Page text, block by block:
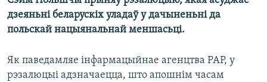
дзеяньні беларускіх уладаў у дачыненьні да
польскай нацыянальнай меншасьці.
Як паведамляе інфармацыйнае агенцтва РАР, у
рэзалюцыі адзначаецца, што апошнім часам